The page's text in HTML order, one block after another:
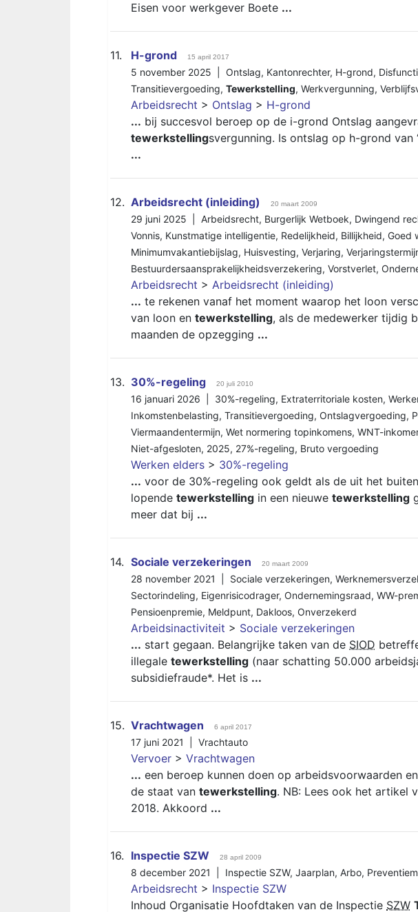
Eisen voor werkgever Boete ...
11. H-grond 15 april 2017
5 november 2025 | Ontslag, Kantonrechter, H-grond,
Transitievergoeding, Tewerkstelling, Werkvergunning,
Arbeidsrecht > Ontslag > H-grond
... bij succesvol beroep op de i-grond Ontslag
tewerkstellingsvergunning. Is ontslag op h-grond van
...
12. Arbeidsrecht (inleiding) 20 maart 2009
29 juni 2025 | Arbeidsrecht, Burgerlijk Wetboek, Dwingend
Vonnis, Kunstmatige intelligentie, Redelijkheid, Billijkheid, Goed
Minimumvakantiebijslag, Huisvesting, Verjaring,
Bestuurdersaansprakelijkheidsverzekering, Vorstverlet,
Arbeidsrecht > Arbeidsrecht (inleiding)
... te rekenen vanaf het moment waarop het loon
van loon en tewerkstelling, als de medewerker tijdig
maanden de opzegging ...
13. 30%-regeling 20 juli 2010
16 januari 2026 | 30%-regeling, Extraterritoriale kosten,
Inkomstenbelasting, Transitievergoeding, Ontslagvergoeding,
Viermaandentermijn, Wet normering topinkomens, WNT-
Niet-afgesloten, 2025, 27%-regeling, Bruto vergoeding
Werken elders > 30%-regeling
... voor de 30%-regeling ook geldt als de uit het
lopende tewerkstelling in een nieuwe tewerkstelling
meer dat bij ...
14. Sociale verzekeringen 20 maart 2009
28 november 2021 | Sociale verzekeringen,
Sectorindeling, Eigenrisicodrager, Ondernemingsraad, WW-
Pensioenpremie, Meldpunt, Dakloos, Onverzekerd
Arbeidsinactiviteit > Sociale verzekeringen
... start gegaan. Belangrijke taken van de SIOD
illegale tewerkstelling (naar schatting 50.000
subsidiefraude*. Het is ...
15. Vrachtwagen 6 april 2017
17 juni 2021 | Vrachtauto
Vervoer > Vrachtwagen
... een beroep kunnen doen op arbeidsvoorwaarden
de staat van tewerkstelling. NB: Lees ook het artikel
2018. Akkoord ...
16. Inspectie SZW 28 april 2009
8 december 2021 | Inspectie SZW, Jaarplan, Arbo,
Arbeidsrecht > Inspectie SZW
Inhoud Organisatie Hoofdtaken van de Inspectie SZW